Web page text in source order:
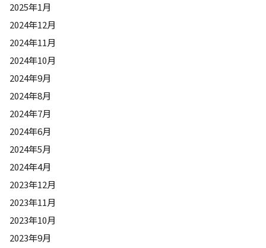
2025年1月
2024年12月
2024年11月
2024年10月
2024年9月
2024年8月
2024年7月
2024年6月
2024年5月
2024年4月
2023年12月
2023年11月
2023年10月
2023年9月